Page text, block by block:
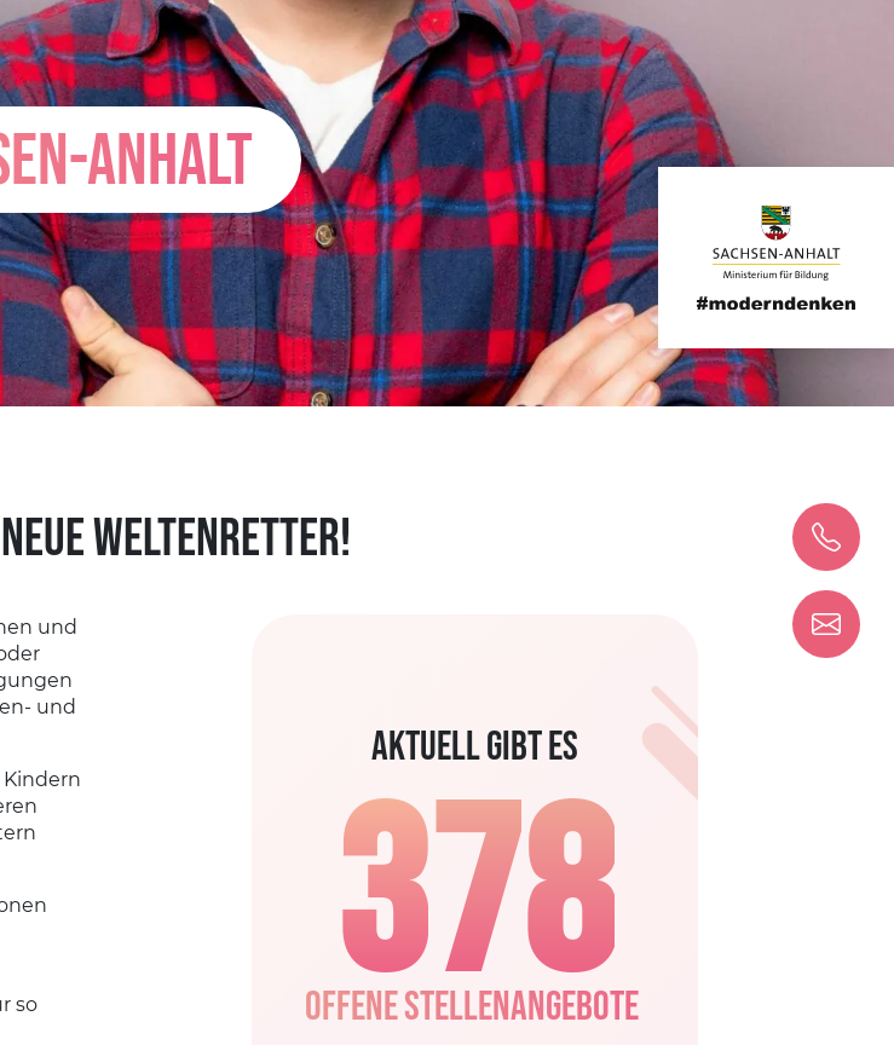
ANHALT
WELTENRETTER!
und
und
so
Aktuell gibt es
0
1
2
3
3
4
6
7
4
5
7
8
OFFENE STELLENANGEBOTE